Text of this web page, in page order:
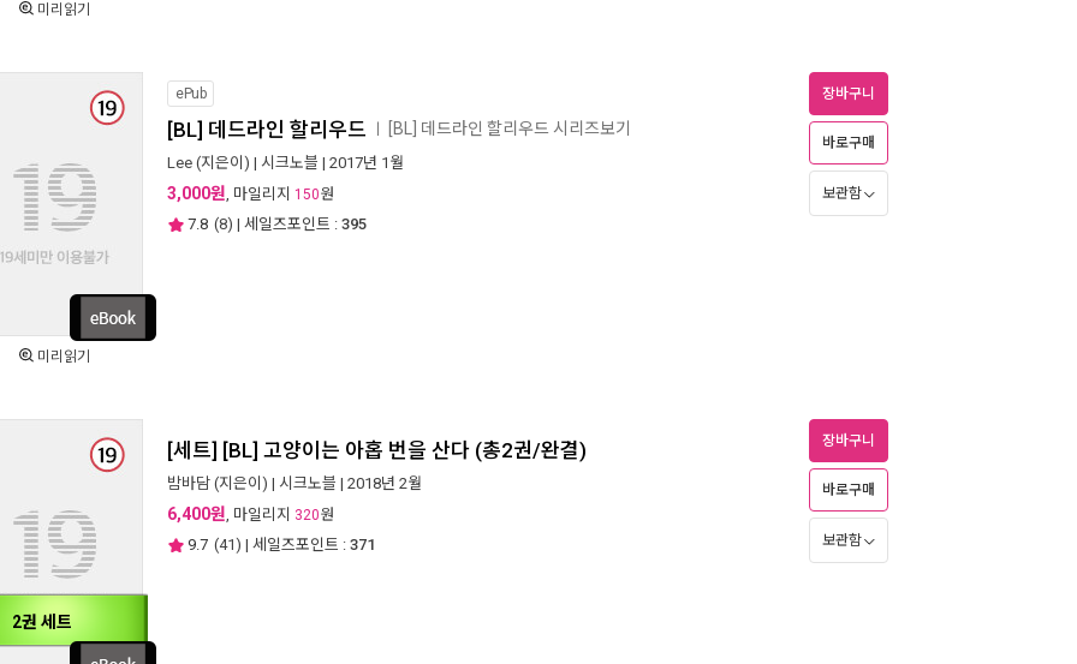
미리읽기
미리읽기
ePub
[BL] 데드라인 할리우드 [BL] 데드라인 할리우드 시리즈보기
Lee (지은이) | 시크노블 | 2017년 1월
3,000원, 마일리지 150원
7.8 (8) | 세일즈포인트 : 395
장바구니
바로구매
보관함
2권 세트
[세트] [BL] 고양이는 아홉 번을 산다 (총2권/완결)
밤바담 (지은이) | 시크노블 | 2018년 2월
6,400원, 마일리지 320원
9.7 (41) | 세일즈포인트 : 371
장바구니
바로구매
보관함